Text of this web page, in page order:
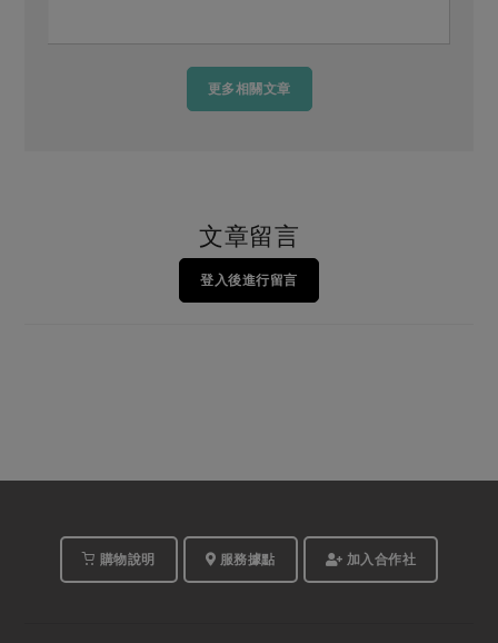
更多相關文章
文章留言
登入後進行留言
購物說明 服務據點 加入合作社